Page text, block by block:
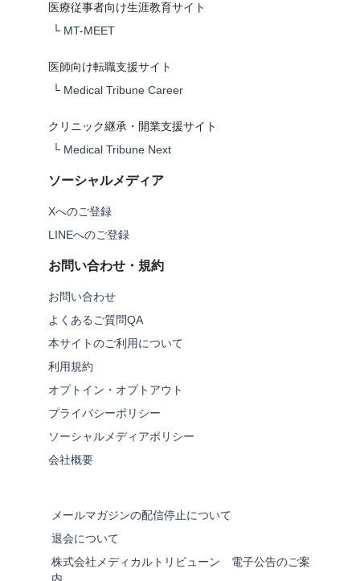
医療従事者向け生涯教育サイト
└ MT-MEET
医師向け転職支援サイト
└ Medical Tribune Career
クリニック継承・開業支援サイト
└ Medical Tribune Next
ソーシャルメディア
Xへのご登録
LINEへのご登録
お問い合わせ・規約
お問い合わせ
よくあるご質問QA
本サイトのご利用について
利用規約
オプトイン・オプトアウト
プライバシーポリシー
ソーシャルメディアポリシー
会社概要
メールマガジンの配信停止について
退会について
株式会社メディカルトリビューン 電子公告のご案